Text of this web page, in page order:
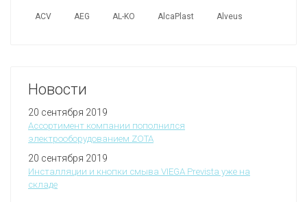
ACV AEG AL-KO AlcaPlast Alveus
Новости
20 сентября 2019
Ассортимент компании пополнился
электрооборудованием ZOTA
20 сентября 2019
Инсталляции и кнопки смыва VIEGA Prevista уже на
складе